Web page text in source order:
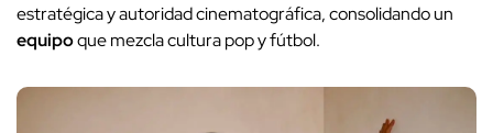
estratégica y autoridad cinematográfica, consolidando un
equipoque mezcla cultura pop y fútbol.